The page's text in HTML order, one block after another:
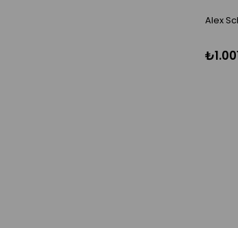
Alex